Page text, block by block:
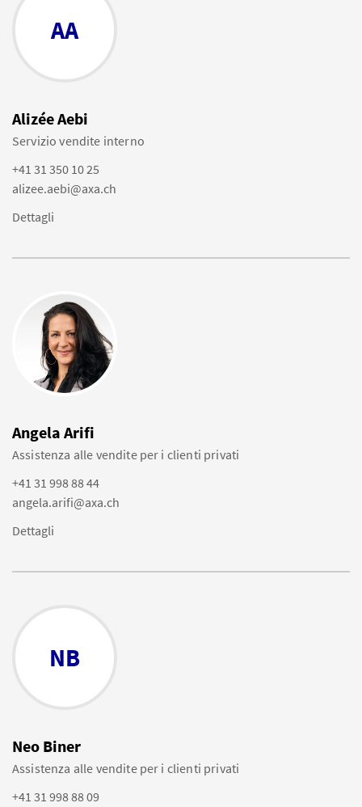
AA
Alizée Aebi
Servizio vendite interno
+41 31 350 10 25
alizee.aebi@axa.ch
Dettagli
Angela Arifi
Assistenza alle vendite per i clienti privati
+41 31 998 88 44
angela.arifi@axa.ch
Dettagli
NB
Neo Biner
Assistenza alle vendite per i clienti privati
+41 31 998 88 09